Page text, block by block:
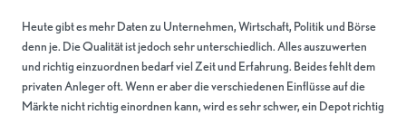
Heute gibt es mehr Daten zu Unternehmen, Wirtschaft, Politik und Börse
denn je. Die Qualität ist jedoch sehr unterschiedlich. Alles auszuwerten
und richtig einzuordnen bedarf viel Zeit und Erfahrung. Beides fehlt dem
privaten Anleger oft. Wenn er aber die verschiedenen Einflüsse auf die
Märkte nicht richtig einordnen kann, wird es sehr schwer, ein Depot richtig